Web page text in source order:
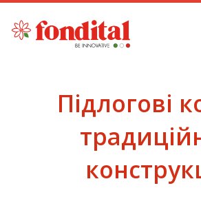
Підлогові